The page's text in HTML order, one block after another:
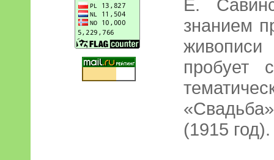
Е.
знанием
пробует
(1915 год).